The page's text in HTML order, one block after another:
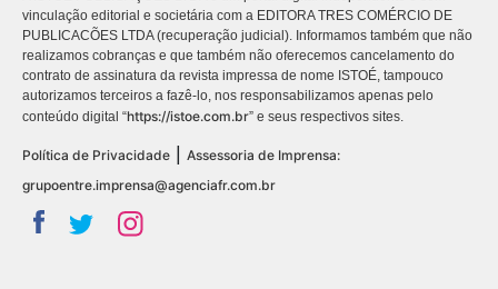
vinculação editorial e societária com a EDITORA TRES COMÉRCIO DE
PUBLICACÕES LTDA (recuperação judicial). Informamos também que não
realizamos cobranças e que também não oferecemos cancelamento do
contrato de assinatura da revista impressa de nome ISTOÉ, tampouco
autorizamos terceiros a fazê-lo, nos responsabilizamos apenas pelo
conteúdo digital “https://istoe.com.br” e seus respectivos sites.
Política de Privacidade
Assessoria de Imprensa:
grupoentre.imprensa@agenciafr.com.br